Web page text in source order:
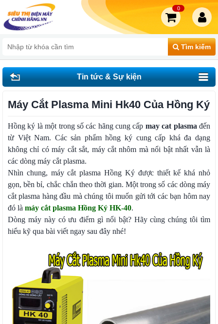
Tìm kiếm
0
Tin tức & Sự kiện
Máy Cắt Plasma Mini Hk40 Của Hồng Ký
Hồng ký là một trong số các hãng cung cấp may cat plasma đến
từ Việt Nam. Các sản phẩm hồng ký cung cấp khá đa dạng
không chỉ có máy cắt sắt, máy cắt nhôm mà nổi bật nhất vẫn là
các dòng máy cắt plasma.
Nhìn chung, máy cắt plasma Hồng Ký được thiết kế khá nhỏ
gọn, bền bỉ, chắc chắn theo thời gian. Một trong số các dòng máy
cắt plasma hàng đầu mà chúng tôi muốn gửi tới các bạn hôm nay
đó là máy cắt plasma Hồng Ký HK-40.
Dòng máy này có ưu điểm gì nổi bật? Hãy cùng chúng tôi tìm
hiểu kỹ qua bài viết ngay sau đây nhé!